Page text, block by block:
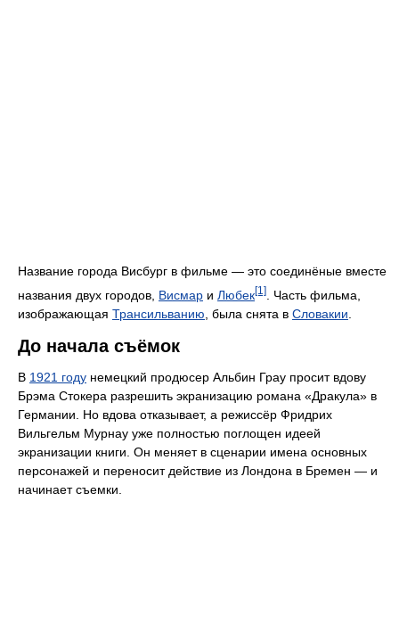
Название города Висбург в фильме — это соединёные вместе
названия двух городов, Висмар и Любек[1]
. Часть фильма,
изображающая Трансильванию , была снята в Словакии
До начала съёмок
В 1921 году немецкий продюсер Альбин Грау просит вдову
Брэма Стокера разрешить экранизацию романа «Дракула» в
Германии. Но вдова отказывает, а режиссёр Фридрих
Вильгельм Мурнау уже полностью поглощен идеей
экранизации книги. Он меняет в сценарии имена основных
персонажей и переносит действие из Лондона в Бремен — и
начинает съемки.